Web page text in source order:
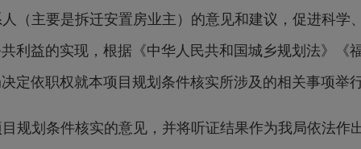
主要是拆迁安置房业主）的意见和建议，促进科学
利益的实现，根据《中华人民共和国城乡规划法》《
定依职权就本项目规划条件核实所涉及的相关事项举行
划条件核实的意见，并将听证结果作为我局依法作